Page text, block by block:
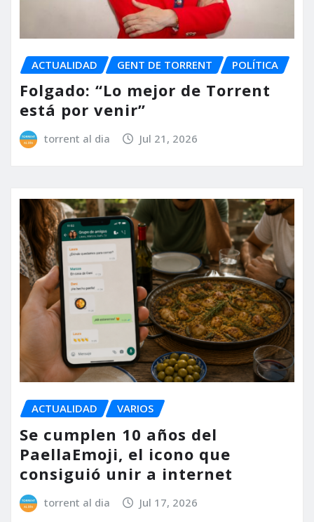
ACTUALIDAD GENT DE TORRENT POLÍTICA
Folgado: “Lo mejor de Torrent
está por venir”
torrent al dia Jul 21, 2026
ACTUALIDAD VARIOS
Se cumplen 10 años del
PaellaEmoji, el icono que
consiguió unir a internet
torrent al dia Jul 17, 2026